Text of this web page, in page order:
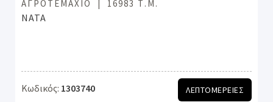
ΑΓΡΟΤΕΜΆΧΙΟ 16983 Τ.Μ.
ΝΑΤΑ
Κωδικός: 1303740 ΛΕΠΤΟΜΕΡΕΙΕΣ